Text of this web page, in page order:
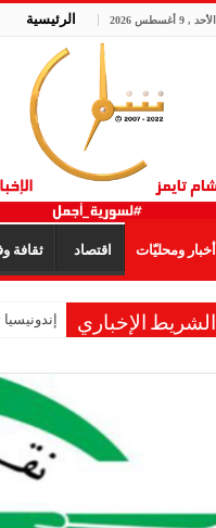
الأحد , 9 أغسطس 2026 الرئيسية
أخبار ومحليّات اقتصاد ثقافة
الشريط الإخباري